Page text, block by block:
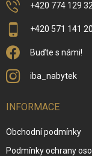
+420 774 129
+420 571 141
Buďte s námi!
iba_nabytek
INFORMACE
Obchodní podmínky
Podmínky ochrany